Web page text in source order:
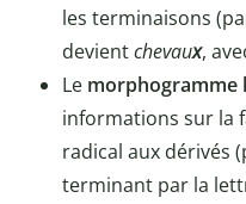
les terminaisons
devientchevaux,
Le morphogramme
informations sur la
radical aux dérivés
terminant par la